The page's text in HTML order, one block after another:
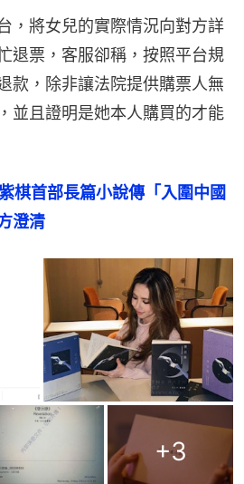
，將女兒的實際情況向對方詳
退票，客服卻稱，按照平台規
款，除非讓法院提供購票人無
並且證明是她本人購買的才能
棋首部長篇小說傳「入圍中國
澄清
+3